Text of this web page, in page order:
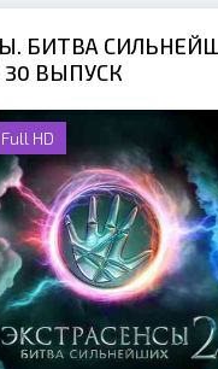
БИТВА
30 ВЫПУСК
Full HD